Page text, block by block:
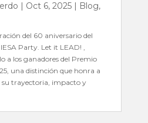
Oct 6, 2025| Blog,
del 60 aniversario del
Party. Let it LEAD! ,
a los ganadores del Premio
una distinción que honra a
su trayectoria, impacto y